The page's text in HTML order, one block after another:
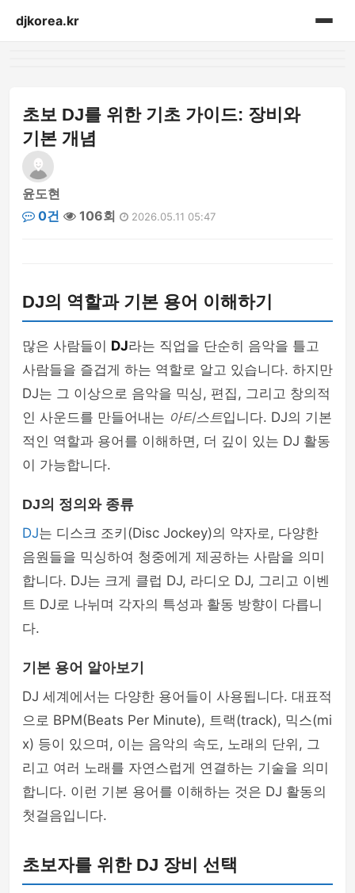
djkorea.kr
초보 DJ를 위한 기초 가이드: 장비와
기본 개념
윤도현
0건
106회 2026.05.11 05:47
DJ의 역할과 기본 용어 이해하기
많은 사람들이 DJ라는 직업을 단순히 음악을 틀고
사람들을 즐겁게 하는 역할로 알고 있습니다. 하지만
DJ는 그 이상으로 음악을 믹싱, 편집, 그리고 창의적
인 사운드를 만들어내는 아티스트입니다. DJ의 기본
적인 역할과 용어를 이해하면, 더 깊이 있는 DJ 활동
이 가능합니다.
DJ의 정의와 종류
DJ는 디스크 조키(Disc Jockey)의 약자로, 다양한
음원들을 믹싱하여 청중에게 제공하는 사람을 의미
합니다. DJ는 크게 클럽 DJ, 라디오 DJ, 그리고 이벤
트 DJ로 나뉘며 각자의 특성과 활동 방향이 다릅니
다.
기본 용어 알아보기
DJ 세계에서는 다양한 용어들이 사용됩니다. 대표적
으로 BPM(Beats Per Minute), 트랙(track), 믹스(mi
x) 등이 있으며, 이는 음악의 속도, 노래의 단위, 그
리고 여러 노래를 자연스럽게 연결하는 기술을 의미
합니다. 이런 기본 용어를 이해하는 것은 DJ 활동의
첫걸음입니다.
초보자를 위한 DJ 장비 선택